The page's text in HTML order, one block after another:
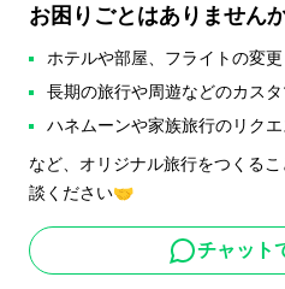
お困りごとはありません
ホテルや部屋、フライトの変更
長期の旅行や周遊などのカス
ハネムーンや家族旅行のリクエ
など、オリジナル旅行をつくる
談ください🤝
チャット